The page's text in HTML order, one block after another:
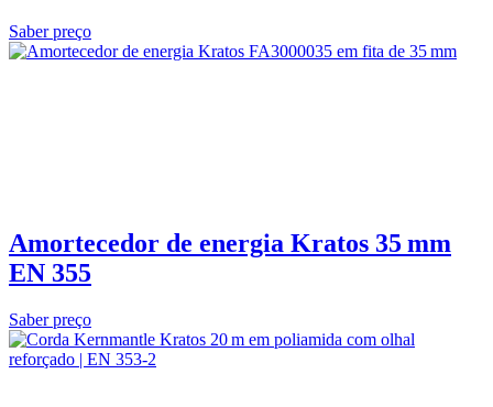
Saber preço
Amortecedor de energia Kratos 35 mm
EN 355
Saber preço